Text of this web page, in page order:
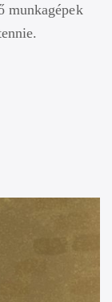
munkagépek